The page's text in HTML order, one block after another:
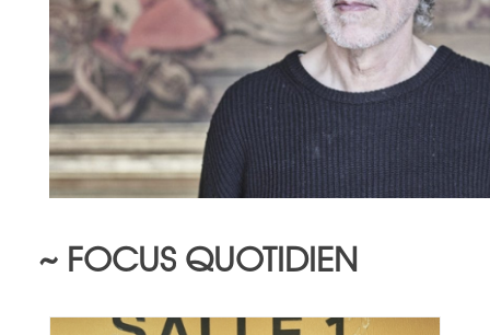
~ FOCUS QUOTIDIEN